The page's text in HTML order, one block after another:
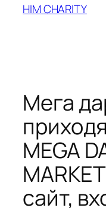
HIM CHARITY
Мега
MEGA
сайт,